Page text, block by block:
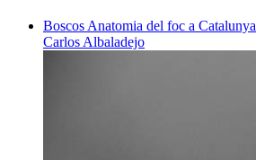
Boscos Anatomia del foc a Catalunya
Carlos Albaladejo